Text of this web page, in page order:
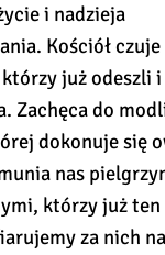
i nadzieja
Kościół
już odeszli
Zachęca do
dokonuje się
nas
którzy już ten
za nich